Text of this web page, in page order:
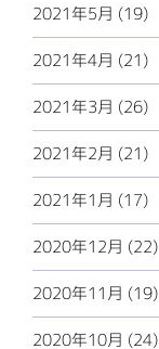
2021年5月 (19)
2021年4月 (21)
2021年3月 (26)
2021年2月 (21)
2021年1月 (17)
2020年12月 (22)
2020年11月 (19)
2020年10月 (24)